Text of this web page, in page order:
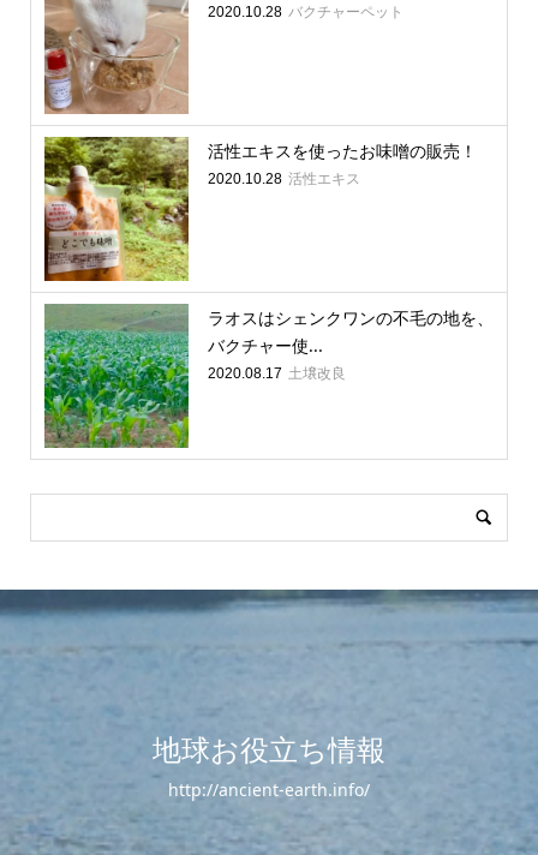
2020.10.28 バクチャーペット
活性エキスを使ったお味噌の販売！
2020.10.28 活性エキス
ラオスはシェンクワンの不毛の地を、
バクチャー使...
2020.08.17 土壌改良
地球お役立ち情報
http://ancient-earth.info/